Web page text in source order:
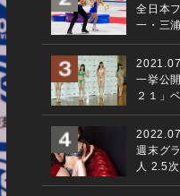
全日本
一・三
一挙公
２１」
週末グ
人 2.5